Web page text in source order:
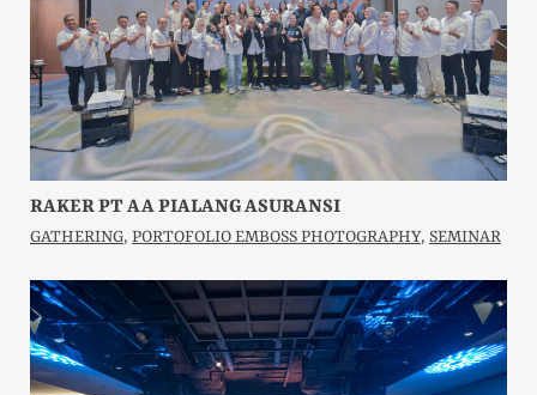
RAKER PT AA PIALANG ASURANSI
GATHERING, PORTOFOLIO EMBOSS PHOTOGRAPHY, SEMINAR